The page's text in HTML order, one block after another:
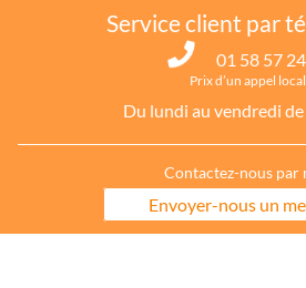
Service client par
01 58 57
Prix d’un appel local
Du lundi au vendredi
Contactez-nous par
Envoyer-nous un